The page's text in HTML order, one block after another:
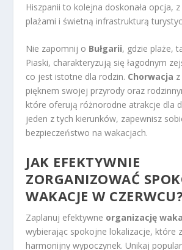
Hiszpanii to kolejna doskonała opcja,
plażami i świetną infrastrukturą
Nie zapomnij o Bułgarii, gdzie plaże,
Piaski, charakteryzują się łagodnym
co jest istotne dla rodzin. Chorwacja
pięknem swojej przyrody oraz
które oferują różnorodne atrakcje dla
jeden z tych kierunków, zapewnisz
bezpieczeństwo na wakacjach.
JAK EFEKTYWNIE
ZORGANIZOWAĆ
WAKACJE W
Zaplanuj efektywne organizację
wybierając spokojne lokalizacje, które
harmonijny wypoczynek. Unikaj